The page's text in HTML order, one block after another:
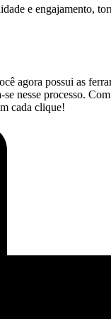
e engajamento,
‍agora ‍possui as
nesse processo.
cada clique!